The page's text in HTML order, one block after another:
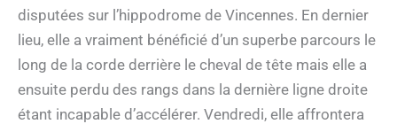
disputées sur l’hippodrome de Vincennes. En dernier
lieu, elle a vraiment bénéficié d’un superbe parcours le
long de la corde derrière le cheval de tête mais elle a
ensuite perdu des rangs dans la dernière ligne droite
étant incapable d’accélérer. Vendredi, elle affrontera